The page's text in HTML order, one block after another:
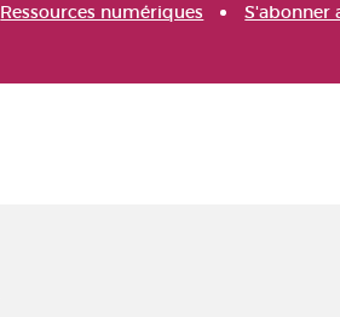
Ressources numériques S'abonner